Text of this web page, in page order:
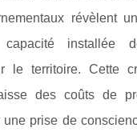
révèlent
installée
le territoire. Cette
des coûts de
prise de